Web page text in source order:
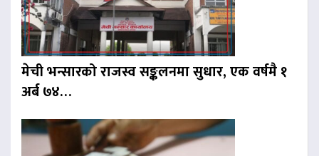
मेची भन्सारको राजस्व सङ्कलनमा सुधार, एक वर्षमै १
अर्ब ७४…